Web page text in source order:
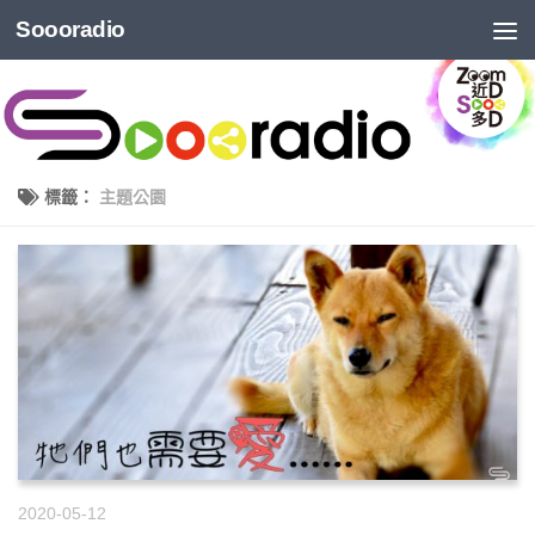
Soooradio
標籤： 主題公園
2020-05-12